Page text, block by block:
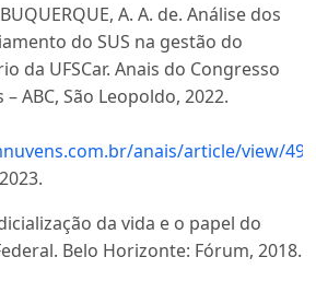
A. A. de. Análise dos
do SUS na gestão do
da UFSCar. Anais do Congresso
ABC, São Leopoldo, 2022.
anais/article/view/
da vida e o papel do
Belo Horizonte: Fórum, 2018.